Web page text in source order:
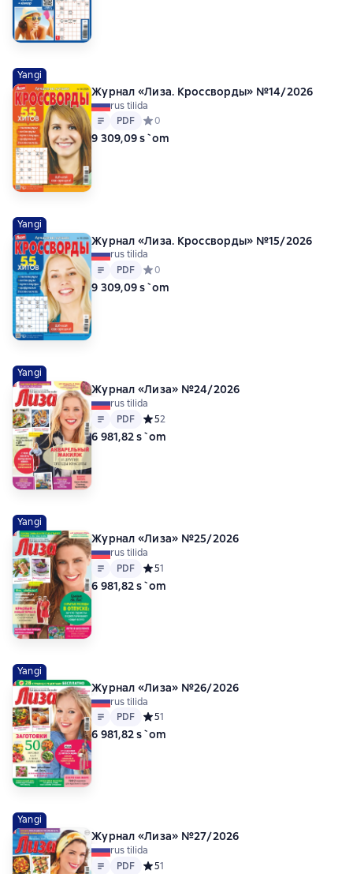
Yangi
Журнал «Лиза. Кроссворды» №14/2026
rus tilida
Matn
PDF
PDF Средний рейтинг 0 на основе 0 оценок
0
9 309,09 s`om
Yangi
Журнал «Лиза. Кроссворды» №15/2026
rus tilida
Matn
PDF
PDF Средний рейтинг 0 на основе 0 оценок
0
9 309,09 s`om
Yangi
Журнал «Лиза» №24/2026
rus tilida
Matn
PDF
PDF Средний рейтинг 5 на основе 2 оценок
52
6 981,82 s`om
Yangi
Журнал «Лиза» №25/2026
rus tilida
Matn
PDF
PDF Средний рейтинг 5 на основе 1 оценок
51
6 981,82 s`om
Yangi
Журнал «Лиза» №26/2026
rus tilida
Matn
PDF
PDF Средний рейтинг 5 на основе 1 оценок
51
6 981,82 s`om
Yangi
Журнал «Лиза» №27/2026
rus tilida
Matn
PDF
PDF Средний рейтинг 5 на основе 1 оценок
51